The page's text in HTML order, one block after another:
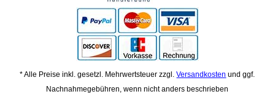
* Alle Preise inkl. gesetzl. Mehrwertsteuer zzgl.Versandkosten und ggf.
Nachnahmegebühren, wenn nicht anders beschrieben